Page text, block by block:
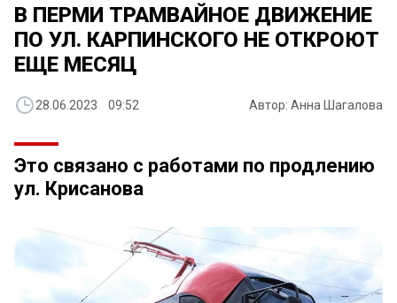
В ПЕРМИ ТРАМВАЙНОЕ ДВИЖЕНИЕ
ПО УЛ. КАРПИНСКОГО НЕ ОТКРОЮТ
ЕЩЕ МЕСЯЦ
28.06.2023 09:52 Автор: Анна Шагалова
Это связано с работами по продлению
ул. Крисанова